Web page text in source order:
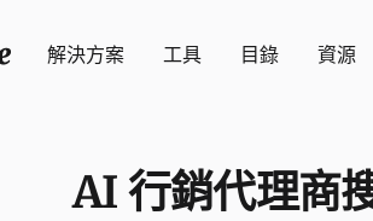
解決方案 工具 目錄 資源
AI 行銷代理商